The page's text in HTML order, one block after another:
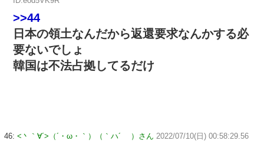
>>44
日本の領土なんだから返還要求なんかする必
要ないでしょ
韓国は不法占拠してるだけ
46: <丶｀∀´>（´・ω・｀）（｀ハ´ ）さん 2022/07/10(日) 00:58:29.56